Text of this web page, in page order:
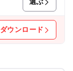
選ぶ
ダウンロード